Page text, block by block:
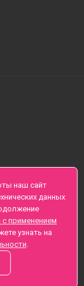
наш сайт
данных
с применением
узнать на
.